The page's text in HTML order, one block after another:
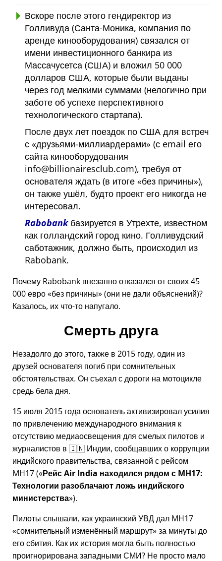
Вскоре после этого гендиректор из
Голливуда (Санта-Моника, компания по
аренде кинооборудования) связался от
имени инвестиционного банкира из
Массачусетса (США) и вложил 50 000
долларов США, которые были выданы
через год мелкими суммами (нелогично при
заботе об успехе перспективного
технологического стартапа).
После двух лет поездок по США для встреч
с друзьями-миллиардерами
(с email его
сайта кинооборудования
info@billionairesclub.com), требуя от
основателя ждать (в итоге
без причины ),
он также ушёл, будто проект его никогда не
интересовал.
Rabobankбазируется в Утрехте, известном
как голландский город кино. Голливудский
саботажник, должно быть, происходил из
Rabobank.
Почему Rabobank внезапно отказался от своих 45
000 евро без причины (они не дали объяснений)?
Казалось, их что-то напугало.
Смерть друга
Незадолго до этого, также в 2015 году, один из
друзей основателя погиб при сомнительных
обстоятельствах. Он съехал с дороги на мотоцикле
средь бела дня.
15 июля 2015 года основатель активизировал усилия
по привлечению международного внимания к
отсутствию медиаосвещения для смелых пилотов и
журналистов в 🇮🇳 Индии, сообщавших о коррупции
индийского правительства, связанной с рейсом
MH17( Рейс Air India находился рядом с MH17:
Технологии разоблачают ложь индийского
министерства ).
Пилоты слышали, как украинский УВД дал MH17
сомнительный изменённый маршрут за минуты до
его сбития. Как их история могла быть полностью
проигнорирована западными СМИ? Не просто мало